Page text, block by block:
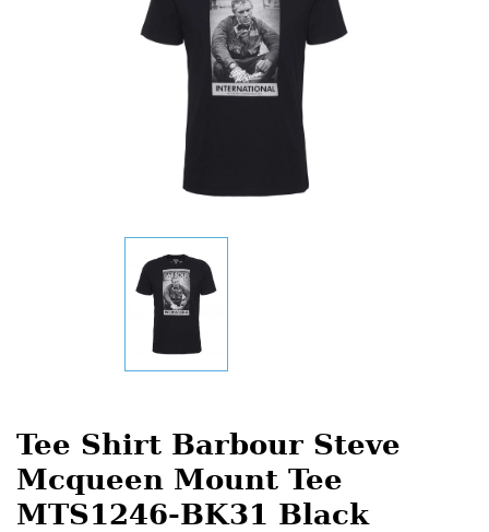
Tee Shirt Barbour Steve
Mcqueen Mount Tee
MTS1246-BK31 Black